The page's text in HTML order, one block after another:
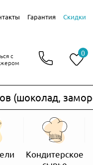
0
с
Гарантия Скидки
Кондитерское